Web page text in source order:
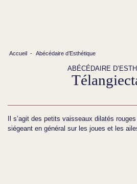
Accueil - Abécédaire d’Esthétique
ABÉCÉDAIRE
Il s’agit des petits vaisseaux dilatés
siégeant en général sur les joues et les